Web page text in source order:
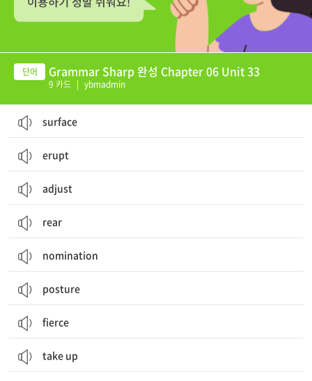
Grammar Sharp 완성 Chapter 06 Unit 33
9 카드 | ybmadmin
surface
erupt
adjust
rear
nomination
posture
fierce
take up